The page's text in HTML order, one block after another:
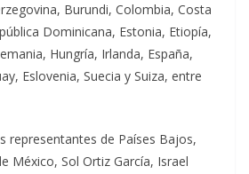
Burundi, Colombia, Costa
Dominicana, Estonia, Etiopía,
Hungría, Irlanda, España,
Eslovenia, Suecia y Suiza, entre
representantes de Países Bajos,
México, Sol Ortiz García, Israel